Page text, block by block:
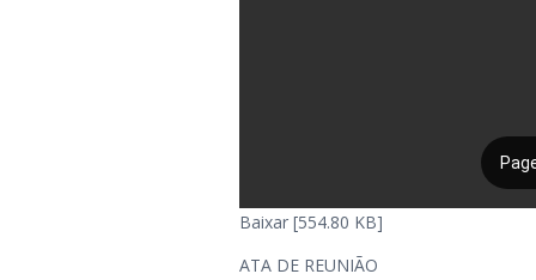
Baixar [554.80 KB]
ATA DE REUNIÃO